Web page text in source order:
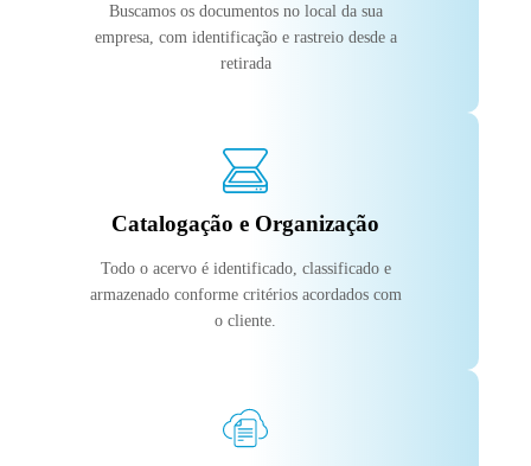
Buscamos os documentos no local da sua
empresa, com identificação e rastreio desde a
retirada
Catalogação e Organização
Todo o acervo é identificado, classificado e
armazenado conforme critérios acordados com
o cliente.